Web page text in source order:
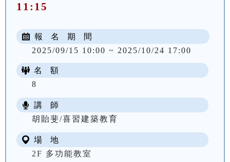
11:15
報 名 期 間
2025/09/15 10:00 ~ 2025/10/24 17:00
名 額
8
講 師
胡貽斐/喜習建築教育
場 地
2F 多功能教室